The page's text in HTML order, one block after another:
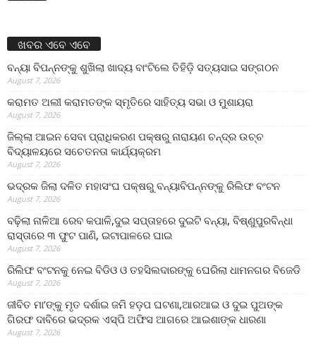
ଖବର ଏବେ ଏବେ
ବନ୍ୟା ବିପନ୍ନଙ୍କୁ ଶୁଖିଲା ଖାଦ୍ୟ ବାଂଟିଲେ ତିହିଡି଼ ସତ୍ୟସାଇ ସଙ୍ଗଠନ
August 7, 2026
କରାମତ ଅଲୀ କରାମତଙ୍କ ସ୍ମୃତିରେ ସାହିତ୍ୟ ସଭା ଓ ମୁଶାୟରା
August 7, 2026
ଜିଲ୍ଲା ଆଇନ ସେବା ପ୍ରାଧିକରଣ ପକ୍ଷରୁ ନାରାୟଣ ଚନ୍ଦ୍ର ଉଚ୍ଚ
ବିଦ୍ୟାଳୟରେ ସଚେତନତା କାର୍ଯ୍ୟକ୍ରମ
August 7, 2026
ଭଦ୍ରକ ଜିଲା ଦଳିତ ମହାସଂଘ ପକ୍ଷରୁ ବନ୍ୟାବିପନ୍ନଙ୍କୁ ରିଲିଫ ବଂଟନ
August 7, 2026
ବଢ଼ିଲା ନାଳିଆ ରେବ କପାଳି,ଦୁଇ ସପ୍ତାହରେ ଦୁଇଟି ବନ୍ୟା, ବିଷ୍ଣୁପୁରବିନ୍ଧା
ରାସ୍ତାରେ ୩ ଫୁଟ ପାଣି, ଇଟାପାଳରେ ଘାଇ
August 7, 2026
ରିଲିଫ ବଂଟନକୁ ନେଇ ବିଡିଓ ଓ ତହସିଲଦାରଙ୍କୁ ଘେରିଲା ଧାମନଗର ବିଜେଡି
August 7, 2026
ଜୀବିତ ମା’ଙ୍କୁ ମୃତ ଦର୍ଶାଇ ଜମି ହଡ଼ପ ଘଟଣା,ଆରଆଇ ଓ ଦୁଇ ପୁଅଙ୍କ
ଗିରଫ ଦାବିରେ ଭଦ୍ରକ ଏସ୍‌ପି ଅଫିସ ଆଗରେ ଆଇଶାଙ୍କ ଧାରଣା
August 7, 2026